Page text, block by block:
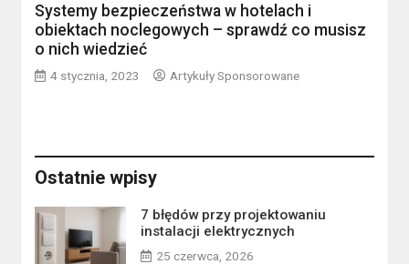
Systemy bezpieczeństwa w hotelach i
obiektach noclegowych – sprawdź co musisz
o nich wiedzieć
4 stycznia, 2023 Artykuły Sponsorowane
Ostatnie wpisy
7 błędów przy projektowaniu
instalacji elektrycznych
25 czerwca, 2026